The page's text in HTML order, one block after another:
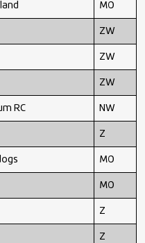
MO
ZW
ZW
ZW
RC NW
Z
MO
MO
Z
Z